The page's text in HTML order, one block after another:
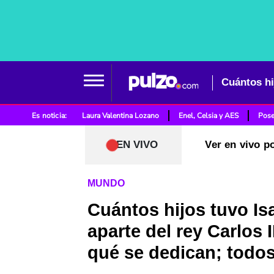
Cuántos
Es noticia: Laura Valentina Lozano Enel, Celsia y AES
EN VIVO Ver en vivo
MUNDO
Cuántos hijos tuvo
aparte del rey Carlos
qué se dedican;